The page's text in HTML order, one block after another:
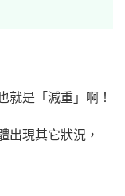
就是「減重」啊！
出現其它狀況，